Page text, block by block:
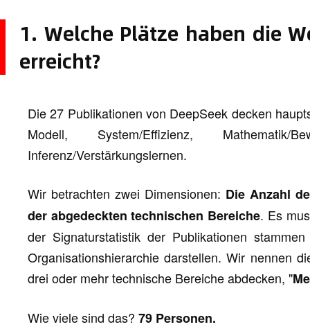
1. Welche Plätze haben die
erreicht?
Die 27 Publikationen von DeepSeek decken
Modell, System/Effizienz,
Inferenz/Verstärkungslernen.
Wir betrachten zwei Dimensionen: Die Anzahl
der abgedeckten technischen Bereiche. Es
der Signaturstatistik der Publikationen
Organisationshierarchie darstellen. Wir nennen
drei oder mehr technische Bereiche abdecken, "
Wie viele sind das? 79 Personen.